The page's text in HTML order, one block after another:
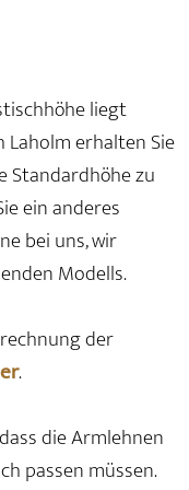
liegt
Laholm erhalten Sie
Standardhöhe zu
ein anderes
bei uns, wir
Modells.
der
.
die Armlehnen
passen müssen.